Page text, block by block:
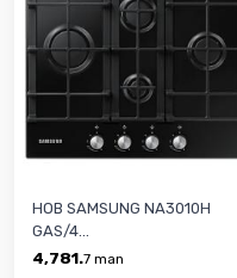
HOB SAMSUNG NA3010H
GAS/4...
4,781.7 man